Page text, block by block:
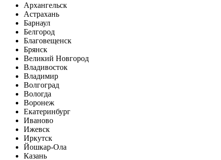
Архангельск
Астрахань
Барнаул
Белгород
Благовещенск
Брянск
Великий Новгород
Владивосток
Владимир
Волгоград
Вологда
Воронеж
Екатеринбург
Иваново
Ижевск
Иркутск
Йошкар-Ола
Казань